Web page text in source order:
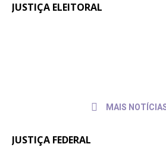
JUSTIÇA ELEITORAL
MAIS
JUSTIÇA FEDERAL